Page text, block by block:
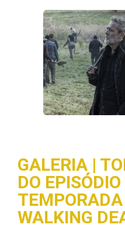
GALERIA |
DO
WALKING